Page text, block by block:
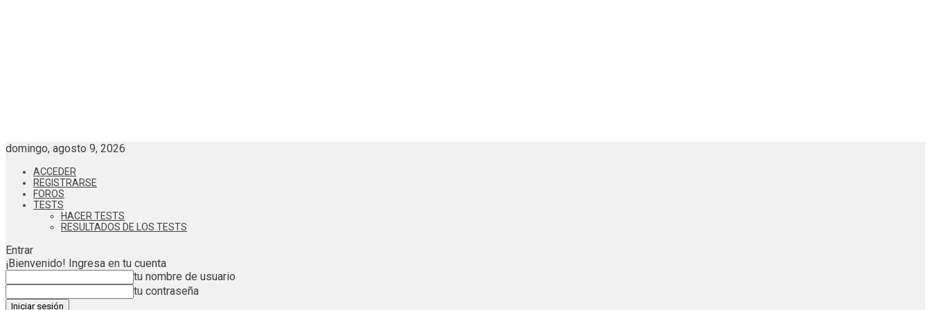
domingo, agosto 9, 2026
ACCEDER
REGISTRARSE
FOROS
TESTS
HACER TESTS
RESULTADOS DE LOS TESTS
Entrar
¡Bienvenido! Ingresa en tu cuenta
tu nombre de usuario
tu contraseña